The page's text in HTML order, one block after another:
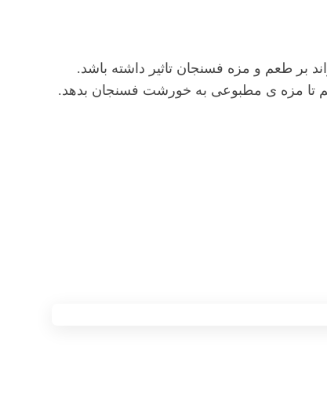
بر طعم و مزه فسنجان تاثیر داشته باشد.
تا مزه ی مطبوعی به خورشت فسنجان بدهد.